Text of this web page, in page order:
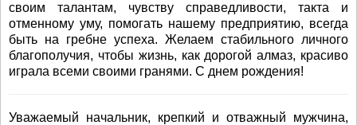
своим талантам, чувству справедливости, такта и
отменному уму, помогать нашему предприятию, всегда
быть на гребне успеха. Желаем стабильного личного
благополучия, чтобы жизнь, как дорогой алмаз, красиво
играла всеми своими гранями. С днем рождения!
Уважаемый начальник, крепкий и отважный мужчина,